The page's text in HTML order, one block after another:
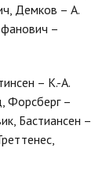
Демков – А.
–
– К.-А.
Форсберг –
Бастиансен –